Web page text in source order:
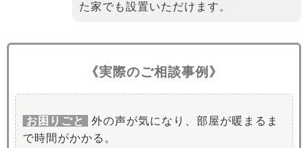
た家でも設置いただけます。
《実際のご相談事例》
お困りごと
外の声が気になり、部屋が暖まるま
で時間がかかる。